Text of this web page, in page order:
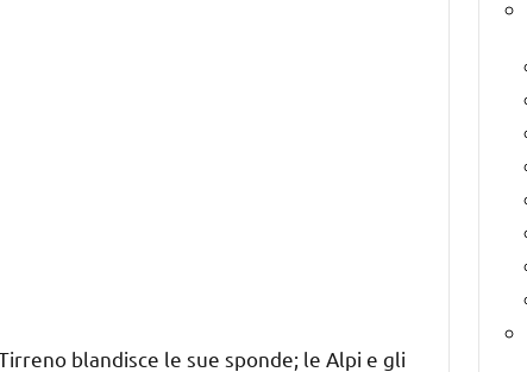
blandisce le sue sponde; le Alpi e gli